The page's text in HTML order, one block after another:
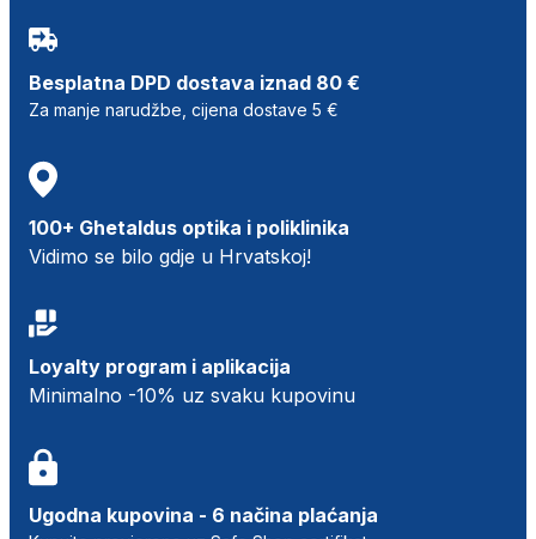
Besplatna DPD dostava iznad 80 €
Za manje narudžbe, cijena dostave 5 €
100+ Ghetaldus optika i poliklinika
Vidimo se bilo gdje u Hrvatskoj!
Loyalty program i aplikacija
Minimalno -10% uz svaku kupovinu
Ugodna kupovina - 6 načina plaćanja